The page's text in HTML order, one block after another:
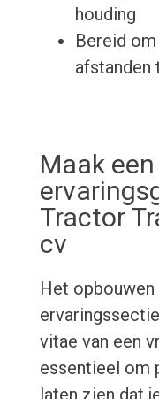
houding
Bereid
afstanden
Maak
Tractor
cv
Het
vitae van een
essentieel om
laten zien dat